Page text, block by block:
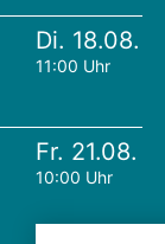
Di. 18.08.
11:00 Uhr
Fr. 21.08.
10:00 Uhr